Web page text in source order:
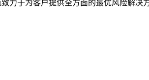
力于为客户提供全方面的最优风险解决方